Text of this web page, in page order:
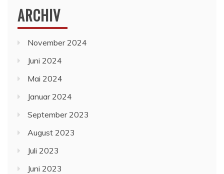
ARCHIV
November 2024
Juni 2024
Mai 2024
Januar 2024
September 2023
August 2023
Juli 2023
Juni 2023